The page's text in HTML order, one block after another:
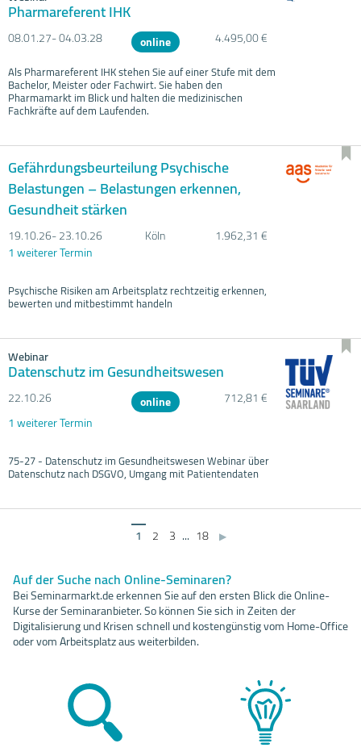
Pharmareferent IHK
08.01.27- 04.03.28 online 4.495,00 €
Als Pharmareferent IHK stehen Sie auf einer Stufe mit dem
Bachelor, Meister oder Fachwirt. Sie haben den
Pharmamarkt im Blick und halten die medizinischen
Fachkräfte auf dem Laufenden.
Gefährdungsbeurteilung Psychische
Belastungen – Belastungen erkennen,
Gesundheit stärken
19.10.26- 23.10.26 Köln
1.962,31 €
1 weiterer Termin
Psychische Risiken am Arbeitsplatz rechtzeitig erkennen,
bewerten und mitbestimmt handeln
Webinar
Datenschutz im Gesundheitswesen
22.10.26 online
712,81 €
1 weiterer Termin
75-27 - Datenschutz im Gesundheitswesen Webinar über
Datenschutz nach DSGVO, Umgang mit Patientendaten
1 2 3 ... 18 ▶
Auf der Suche nach Online-Seminaren?
Bei Seminarmarkt.de erkennen Sie auf den ersten Blick die Online-
Kurse der Seminaranbieter. So können Sie sich in Zeiten der
Digitalisierung und Krisen schnell und kostengünstig vom Home-Office
oder vom Arbeitsplatz aus weiterbilden.